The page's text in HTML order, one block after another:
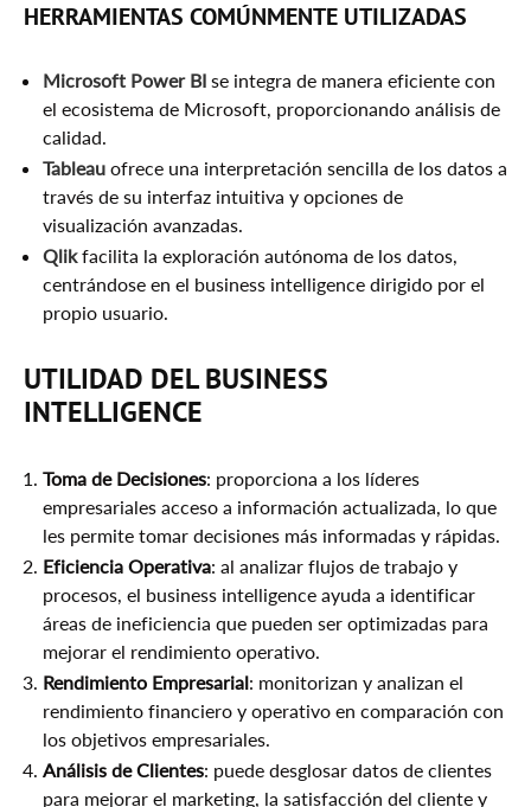
HERRAMIENTAS COMÚNMENTE UTILIZADAS
Microsoft Power BI se integra de manera eficiente con
el ecosistema de Microsoft, proporcionando análisis de
calidad.
Tableau ofrece una interpretación sencilla de los datos a
través de su interfaz intuitiva y opciones de
visualización avanzadas.
Qlikfacilita la exploración autónoma de los datos,
centrándose en el business intelligence dirigido por el
propio usuario.
UTILIDAD DEL BUSINESS
INTELLIGENCE
Toma de Decisiones: proporciona a los líderes
empresariales acceso a información actualizada, lo que
les permite tomar decisiones más informadas y rápidas.
Eficiencia Operativa: al analizar flujos de trabajo y
procesos, el business intelligence ayuda a identificar
áreas de ineficiencia que pueden ser optimizadas para
mejorar el rendimiento operativo.
Rendimiento Empresarial: monitorizan y analizan el
rendimiento financiero y operativo en comparación con
los objetivos empresariales.
Análisis de Clientes: puede desglosar datos de clientes
para mejorar el marketing, la satisfacción del cliente y